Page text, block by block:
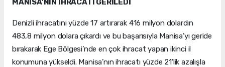
MANİSA'NIN İHRACATI GERİLEDİ
Denizli ihracatını yüzde 17 artırarak 416 milyon dolardın
483,8 milyon dolara çıkardı ve bu başarısıyla Manisa’yı geride
bırakarak Ege Bölgesi’nde en çok ihracat yapan ikinci il
konumuna yükseldi. Manisa’nın ihracatı yüzde 21’lik azalışla